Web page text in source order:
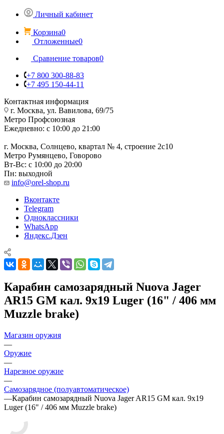
Личный кабинет
Корзина0
Отложенные0
Сравнение товаров0
+7 800 300-88-83
+7 495 150-44-11
Контактная информация
г. Москва, ул. Вавилова, 69/75
Метро Профсоюзная
Ежедневно: с 10:00 до 21:00
г. Москва, Солнцево, квартал № 4, строение 2с10
Метро Румянцево, Говорово
Вт-Вс: с 10:00 до 20:00
Пн: выходной
info@orel-shop.ru
Вконтакте
Telegram
Одноклассники
WhatsApp
Яндекс.Дзен
Карабин самозарядный Nuova Jager
AR15 GM кал. 9x19 Luger (16" / 406 мм
Muzzle brake)
Магазин оружия
—
Оружие
—
Нарезное оружие
—
Самозарядное (полуавтоматическое)
—Карабин самозарядный Nuova Jager AR15 GM кал. 9x19
Luger (16" / 406 мм Muzzle brake)